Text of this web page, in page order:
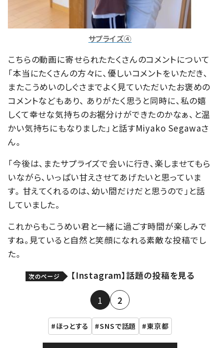
サプライズ④
こちらの動画に寄せられたたくさんのコメントについて
「本当にたくさんの方々に、優しいコメントをいただき、
またこうめいのしぐさまでよく見ていただいたお褒めの
コメントなどもあり、 ありがたく思うと同時に、私の嬉
しくて幸せな気持ちのお裾分けができたのかなぁ、と温
かい気持ちにもなりました」と話すMiyako Segawaさ
ん。
「今後は、またサプライズで会いに行き、楽しませてもら
いながら、いっぱい甘えさせてあげたいと思っていま
す。 甘えてくれるのは、幼い間だけだと思うので」と話
していました。
これからもこうめい君と一緒に過ごす時間が楽しみで
すね。見ていると自然と笑顔になれる素敵な投稿でし
た。
次のページ 【Instagram】話題の投稿を見る
1 2
ほっとする SNSで話題 東京都